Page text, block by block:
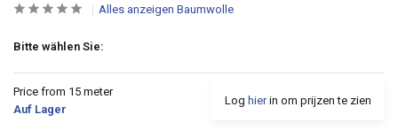
Alles anzeigen Baumwolle
Bitte wählen Sie:
Price from 15 meter
Auf Lager
Log hierin om prijzen te zien